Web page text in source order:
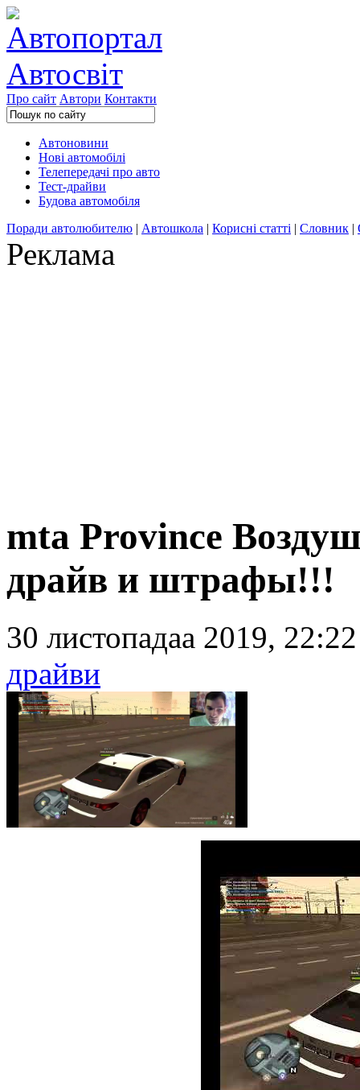
Про сайт Автори Контакти
Автоновини
Нові автомобілі
Телепередачі про авто
Тест-драйви
Будова автомобіля
Поради автолюбителю | Автошкола | Корисні статті | Словник |
Реклама
mta Province
драйв и штрафы!!!
30 листопадаа 2019,
драйви